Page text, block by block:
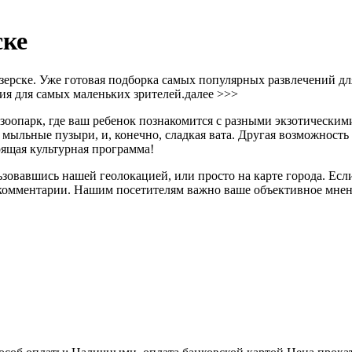
Уже готовая подборка самых популярных развлечений
для самых маленьких зрителей.далее >>>
где ваш ребенок познакомится с разными
пузыри, и, конечно, сладкая вата. Другая возможность
культурная программа!
нашей геолокацией, или просто на карте города.
Нашим посетителям важно ваше объективное